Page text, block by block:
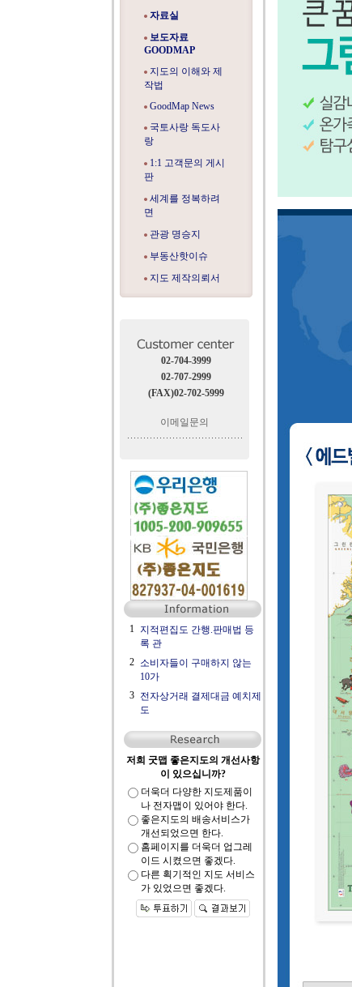
자료실
보도자료
GOODMAP
지도의 이해와 제
작법
GoodMap News
국토사랑 독도사
랑
1:1 고객문의 게시
판
세계를 정복하려
면
관광 명승지
부동산핫이슈
지도 제작의뢰서
02-704-3999
02-707-2999
(FAX)02-702-5999
이메일문의
1 지적편집도 간행.판매법 등
록 관
2 소비자들이 구매하지 않는
10가
3 전자상거래 결제대금 예치제
도
저희 굿맵 좋은지도의 개선사항
이 있으십니까?
더욱더 다양한 지도제품이
나 전자맵이 있어야 한다.
좋은지도의 배송서비스가
개선되었으면 한다.
홈페이지를 더욱더 업그레
이드 시켰으면 좋겠다.
다른 획기적인 지도 서비스
가 있었으면 좋겠다.